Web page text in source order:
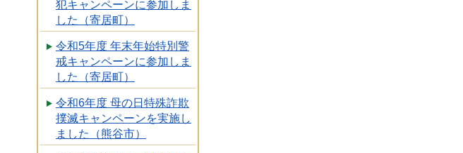
犯キャンペーンに参加しま
した（寄居町）
令和5年度 年末年始特別警
戒キャンペーンに参加しま
した（寄居町）
令和6年度 母の日特殊詐欺
撲滅キャンペーンを実施し
ました（熊谷市）